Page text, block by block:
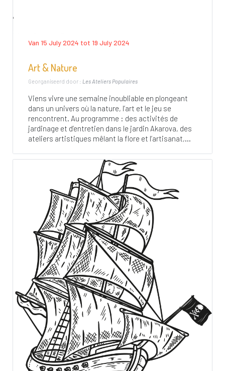
Van 15 July 2024 tot 19 July 2024
Art & Nature
Georganiseerd door : Les Ateliers Populaires
Viens vivre une semaine inoubliable en plongeant
dans un univers où la nature, l’art et le jeu se
rencontrent. Au programme : des activités de
jardinage et d’entretien dans le jardin Akarova, des
ateliers artistiques mêlant la flore et l’artisanat,...